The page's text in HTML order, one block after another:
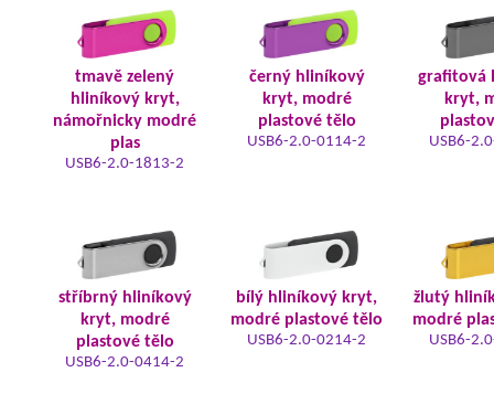
tmavě zelený
hliníkový kryt,
námořnicky modré
plas
USB6-2.0-1813-2
černý hliníkový
kryt, modré
plastové tělo
USB6-2.0-0114-2
grafitová
kryt,
USB6-
stříbrný hliníkový
kryt, modré
plastové tělo
USB6-2.0-0414-2
bílý hliníkový kryt,
modré plastové tělo
USB6-2.0-0214-2
žlutý
modré
USB6-